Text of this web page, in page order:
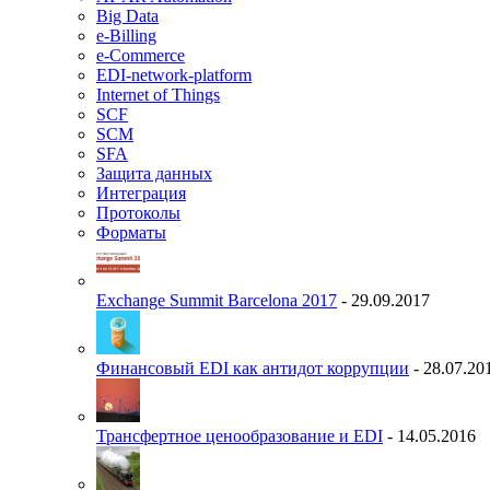
Big Data
e-Billing
e-Commerce
EDI-network-platform
Internet of Things
SCF
SCM
SFA
Защита данных
Интеграция
Протоколы
Форматы
Exchange Summit Barcelona 2017 - 29.09.2017
Финансовый EDI как антидот коррупции -
Трансфертное ценообразование и EDI - 14.05.2016